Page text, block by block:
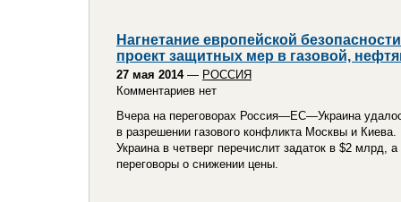
Нагнетание европейской
проект защитных мер в газовой,
27 мая 2014— РОССИЯ
Комментариев нет
Вчера на переговорах Россия—ЕС—Украина
в разрешении газового конфликта Москвы и
Украина в четверг перечислит задаток в $2 млрд,
переговоры о снижении цены.